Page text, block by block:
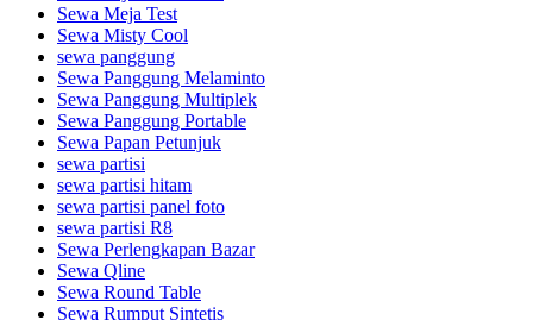
Sewa Meja Test
Sewa Misty Cool
sewa panggung
Sewa Panggung Melaminto
Sewa Panggung Multiplek
Sewa Panggung Portable
Sewa Papan Petunjuk
sewa partisi
sewa partisi hitam
sewa partisi panel foto
sewa partisi R8
Sewa Perlengkapan Bazar
Sewa Qline
Sewa Round Table
Sewa Rumput Sintetis